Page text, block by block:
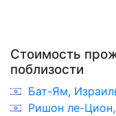
Стоимость
поблизости
Бат-Ям,
Ришон ле-